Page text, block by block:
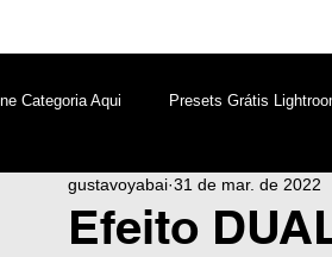
Categoria Aqui Presets Grátis
After Effects Android Destaques
Efeito
gustavoyabai 31 de mar. de 2022